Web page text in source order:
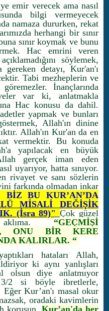
emir verecek ama nasıl
bilgi vermeyecek
namaza dururken, rekat
herhangi bir sınır
sınır koymak ve bunu
Hac emrini veren
söylemek,
detayı, Kur'an'ı
Tabi mezheplerin ve
İnançlarında
var ki, anlatmakla
Hac konusu da dahil.
yapmak ve bunları
Allah'ın dinine
Allah'ın Kur'an da en
vermektir. Bu konuda
yapılacak en büyük
gerçek iman eden
uyarıyor, hatta sınıyor.
rivayet ve sanı sözlerin
farkında olmadan inkar
BİZ BU KUR’AN’DA
MİSALİ DEĞİŞİK
(İsra 89)"Çok güzel
“GEÇMİŞİ
ONU BİR KERE
KALIRLAR. “
hataları Allah,
ki aynı yanlışları
olsun diye anlatmıyor
2 si böyle ibretlerle,
Kur’an'ı masal okur
oradaki kavimlerin
korusun. Kur’an'da her